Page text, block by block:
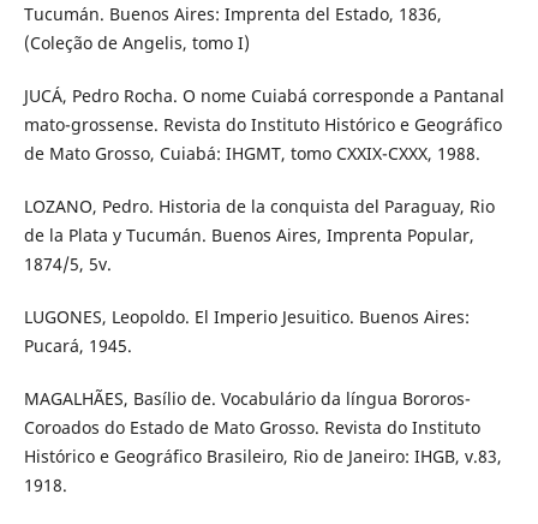
Tucumán. Buenos Aires: Imprenta del Estado, 1836,
(Coleção de Angelis, tomo I)
JUCÁ, Pedro Rocha. O nome Cuiabá corresponde a Pantanal
mato-grossense. Revista do Instituto Histórico e Geográfico
de Mato Grosso, Cuiabá: IHGMT, tomo CXXIX-CXXX, 1988.
LOZANO, Pedro. Historia de la conquista del Paraguay, Rio
de la Plata y Tucumán. Buenos Aires, Imprenta Popular,
1874/5, 5v.
LUGONES, Leopoldo. El Imperio Jesuitico. Buenos Aires:
Pucará, 1945.
MAGALHÃES, Basílio de. Vocabulário da língua Bororos-
Coroados do Estado de Mato Grosso. Revista do Instituto
Histórico e Geográfico Brasileiro, Rio de Janeiro: IHGB, v.83,
1918.